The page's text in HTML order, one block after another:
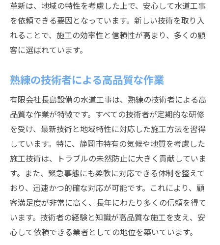
革新は、地域の特性を考慮した上で、安心して水道工事
を依頼できる要因となっています。新しい技術を取り入
れることで、施工の効率性と信頼性が高まり、多くの顧
客に選ばれています。
熟練の技術者による高品質な作業
有限会社長島設備の水道工事は、熟練の技術者による高
品質な作業が特徴です。すべての技術者が定期的な研修
を受け、最新技術と地域特性に対応した施工方法を習得
しています。特に、静岡市特有の気候や地質を考慮した
施工技術は、トラブルの未然防止に大きく貢献していま
す。また、緊急事態にも柔軟に対応できる体制を整えて
おり、迅速かつ的確な対応が可能です。これにより、顧
客満足度が非常に高く、長年にわたり多くの信頼を得て
います。技術者の経験と知識が高品質な施工を支え、安
心して依頼できる業者としての地位を築いています。